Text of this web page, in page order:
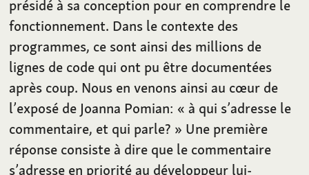
présidé à sa conception pour en comprendre le
fonctionnement. Dans le contexte des
programmes, ce sont ainsi des millions de
lignes de code qui ont pu être documentées
après coup. Nous en venons ainsi au cœur de
l’exposé de Joanna Pomian: « à qui s’adresse le
commentaire, et qui parle? » Une première
réponse consiste à dire que le commentaire
s’adresse en priorité au développeur lui-